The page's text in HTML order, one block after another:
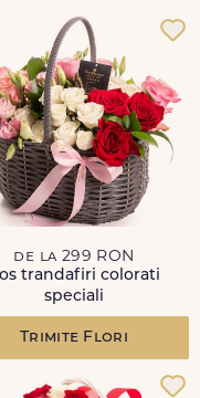
de la 299 RON
trandafiri colorati
speciali
Trimite Flori